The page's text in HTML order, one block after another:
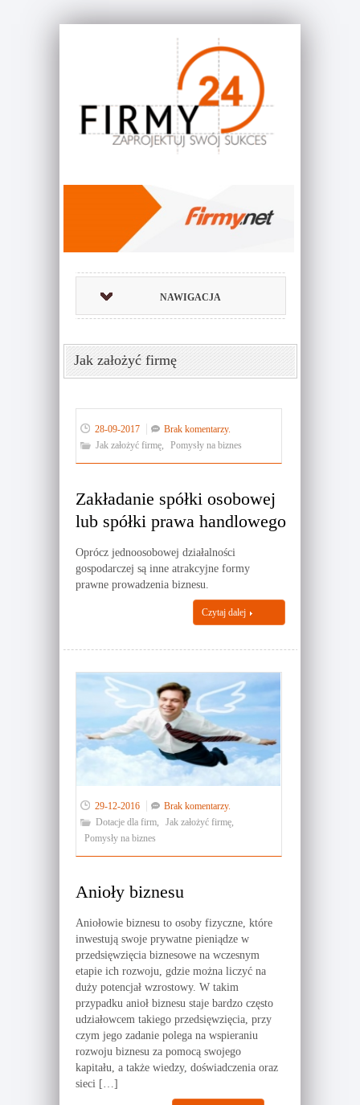
NAWIGACJA
Jak założyć firmę
28-09-2017
Brak komentarzy.
Jak założyć firmę, Pomysły na biznes
Zakładanie spółki osobowej
lub spółki prawa handlowego
Oprócz jednoosobowej działalności
gospodarczej są inne atrakcyjne formy
prawne prowadzenia biznesu.
Czytaj dalej
29-12-2016
Brak komentarzy.
Dotacje dla firm, Jak założyć firmę,
Pomysły na biznes
Anioły biznesu
Aniołowie biznesu to osoby fizyczne, które
inwestują swoje prywatne pieniądze w
przedsięwzięcia biznesowe na wczesnym
etapie ich rozwoju, gdzie można liczyć na
duży potencjał wzrostowy. W takim
przypadku anioł biznesu staje bardzo często
udziałowcem takiego przedsięwzięcia, przy
czym jego zadanie polega na wspieraniu
rozwoju biznesu za pomocą swojego
kapitału, a także wiedzy, doświadczenia oraz
sieci […]